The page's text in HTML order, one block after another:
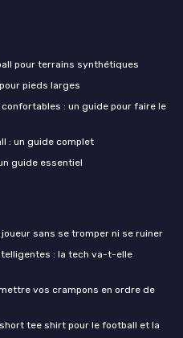
pour terrains synthétiques
pieds larges
: un guide pour faire le
: un guide complet
guide essentiel
sans se tromper ni se ruiner
: la tech va-t-elle
vos crampons en ordre de
tee shirt pour le football et la